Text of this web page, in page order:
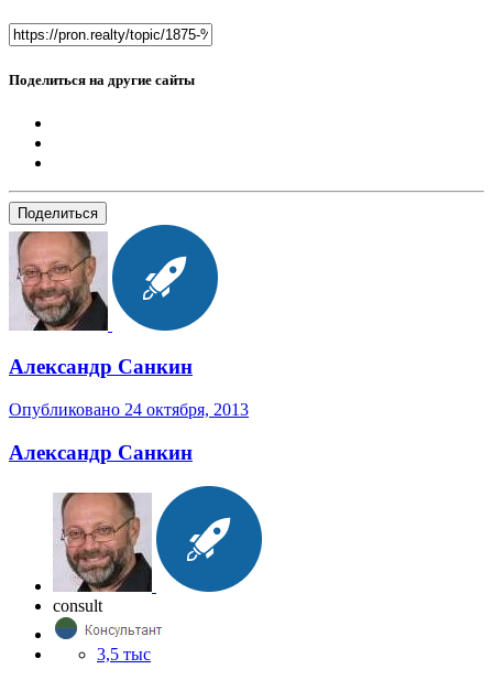
Поделиться на другие сайты
Поделиться
Александр Санкин
Опубликовано 24 октября, 2013
Александр Санкин
consult
3,5 тыс